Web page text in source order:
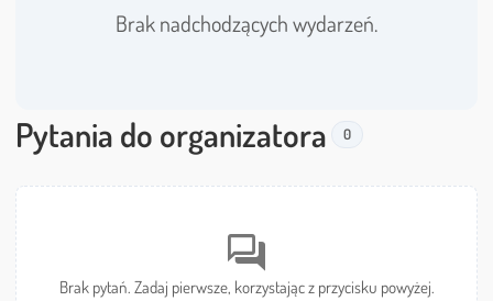
Brak nadchodzących wydarzeń.
Pytania do organizatora 0
forum
Brak pytań. Zadaj pierwsze, korzystając z przycisku powyżej.